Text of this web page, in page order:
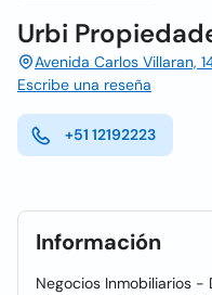
Urbi
Avenida Carlos Villaran,
Escribe una reseña
+51 12192223
Información
Negocios Inmobiliarios -